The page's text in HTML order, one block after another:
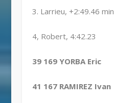
3. Larrieu, +2:49.46 min
4, Robert, 4:42.23
39 169 YORBA Eric
41 167 RAMIREZ Ivan